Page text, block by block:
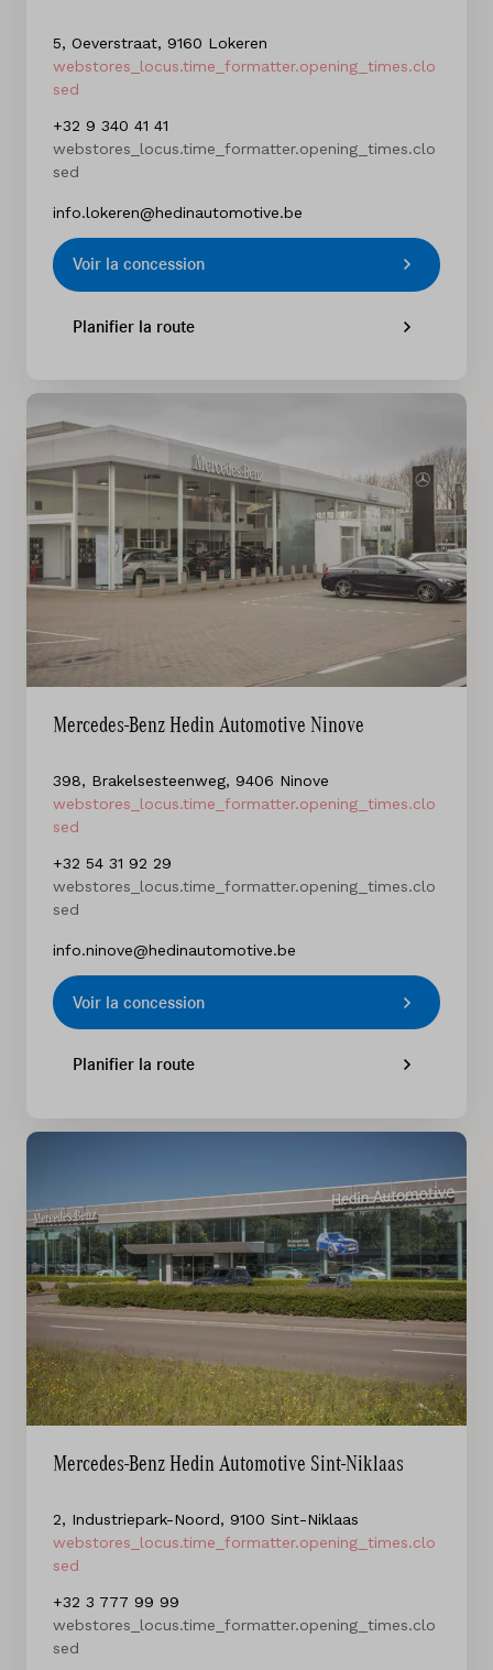
5, Oeverstraat, 9160 Lokeren
webstores_locus.time_formatter.opening_times.clo
sed
+32 9 340 41 41
webstores_locus.time_formatter.opening_times.clo
sed
info.lokeren@hedinautomotive.be
Voir la concession
Planifier la route
Mercedes-Benz Hedin Automotive Ninove
398, Brakelsesteenweg, 9406 Ninove
webstores_locus.time_formatter.opening_times.clo
sed
+32 54 31 92 29
webstores_locus.time_formatter.opening_times.clo
sed
info.ninove@hedinautomotive.be
Voir la concession
Planifier la route
Mercedes-Benz Hedin Automotive Sint-Niklaas
2, Industriepark-Noord, 9100 Sint-Niklaas
webstores_locus.time_formatter.opening_times.clo
sed
+32 3 777 99 99
webstores_locus.time_formatter.opening_times.clo
sed